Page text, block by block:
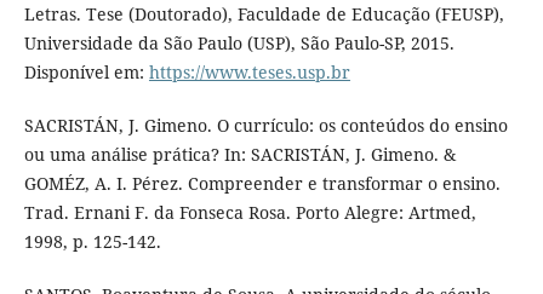
Letras. Tese (Doutorado), Faculdade de Educação (FEUSP),
Universidade da São Paulo (USP), São Paulo-SP, 2015.
Disponível em: https://www.teses.usp.br
SACRISTÁN, J. Gimeno. O currículo: os conteúdos do ensino
ou uma análise prática? In: SACRISTÁN, J. Gimeno. &
GOMÉZ, A. I. Pérez. Compreender e transformar o ensino.
Trad. Ernani F. da Fonseca Rosa. Porto Alegre: Artmed,
1998, p. 125-142.